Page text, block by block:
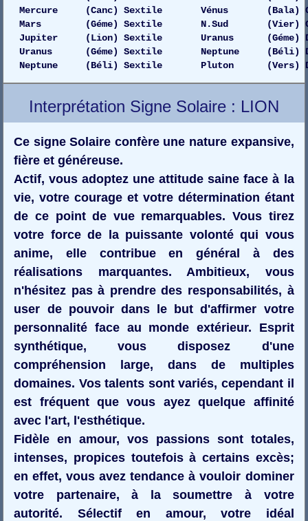
Mars 03:51:49
Soleil 04:40:19
Vénus 05:52:57
Mercure 07:05:35
Lune 08:18:14
Saturne 09:30:52
Jupiter 10:43:30
Mars 11:56:09
Soleil 13:08:47
Vénus 14:21:25
Mercure 15:34:03
Lune 16:46:42
Saturne 17:59:20
Jupiter 19:11:58
Mars 19:59:20
Soleil 20:46:42
Vénus 21:34:03
Mercure 22:21:25
Lune 23:08:47
Saturne 23:56:09
Saturne 24:00:00
Mercure (Canc) Sextile Vénus (Bala)
Mars (Géme) Sextile N.Sud (Vier)
Jupiter (Lion) Sextile Uranus (Géme)
Uranus (Géme) Sextile Neptune (Béli)
Neptune (Béli) Sextile Pluton (Vers)
Interprétation Signe Solaire : LION
Ce signe Solaire confère une nature expansive,
fière et généreuse.
Actif, vous adoptez une attitude saine face à la
vie, votre courage et votre détermination étant
de ce point de vue remarquables. Vous tirez
votre force de la puissante volonté qui vous
anime, elle contribue en général à des
réalisations marquantes. Ambitieux, vous
n'hésitez pas à prendre des responsabilités, à
user de pouvoir dans le but d'affirmer votre
personnalité face au monde extérieur. Esprit
synthétique, vous disposez d'une
compréhension large, dans de multiples
domaines. Vos talents sont variés, cependant il
est fréquent que vous ayez quelque affinité
avec l'art, l'esthétique.
Fidèle en amour, vos passions sont totales,
intenses, propices toutefois à certains excès;
en effet, vous avez tendance à vouloir dominer
votre partenaire, à la soumettre à votre
autorité. Sélectif en amour, votre idéal